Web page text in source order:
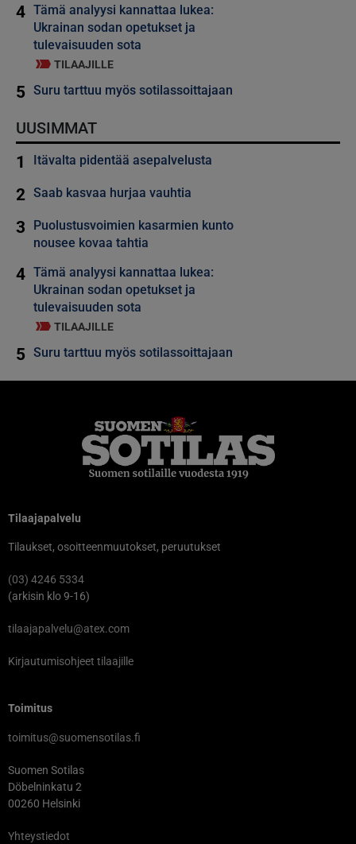
4 Tämä analyysi kannattaa lukea:
Ukrainan sodan opetukset ja
tulevaisuuden sota
TILAAJILLE
5 Suru tarttuu myös sotilassoittajaan
UUSIMMAT
1 Itävalta pidentää asepalvelusta
2 Saab kasvaa hurjaa vauhtia
3
Puolustusvoimien kasarmien kunto
nousee kovaa tahtia
4 Tämä analyysi kannattaa lukea:
Ukrainan sodan opetukset ja
tulevaisuuden sota
TILAAJILLE
5 Suru tarttuu myös sotilassoittajaan
Tilaajapalvelu
Tilaukset, osoitteenmuutokset, peruutukset
(03) 4246 5334
(arkisin klo 9-16)
tilaajapalvelu@atex.com
Kirjautumisohjeet tilaajille
Toimitus
toimitus@suomensotilas.fi
Suomen Sotilas
Döbelninkatu 2
00260 Helsinki
Yhteystiedot